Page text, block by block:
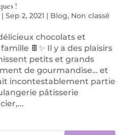
!
| Sep 2, 2021 | Blog, Non classé
chocolats et
🍫✨ Il y a des plaisirs
petits et grands
de gourmandise… et
incontestablement partie
pâtisserie